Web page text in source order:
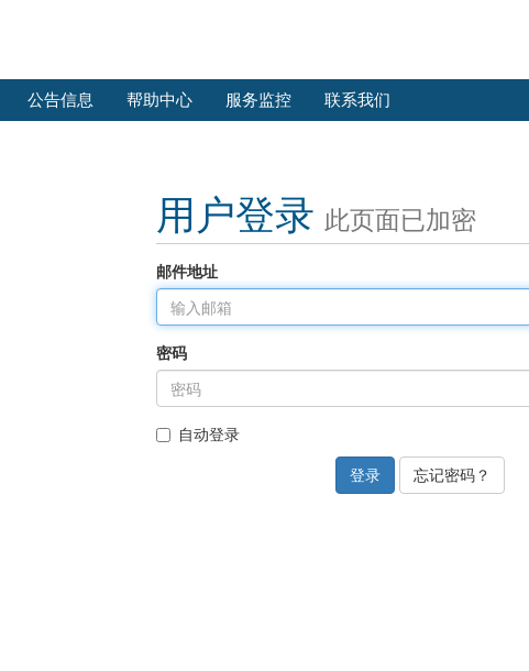
公告信息 帮助中心 服务监控 联系我们
用户登录 此页面已加密
邮件地址
密码
自动登录
忘记密码？